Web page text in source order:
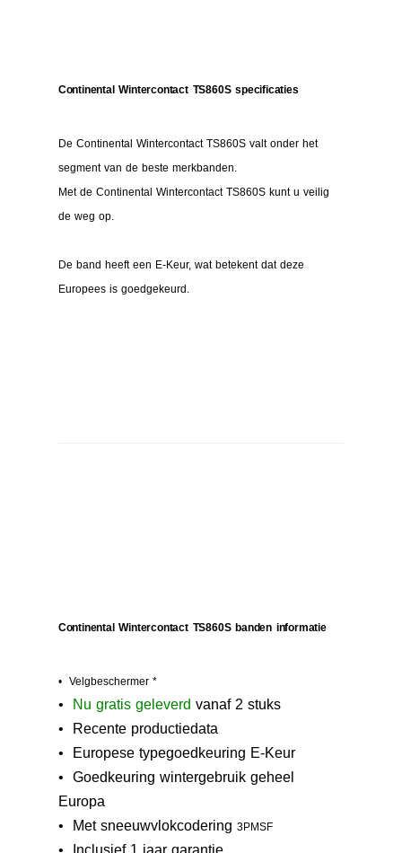
Continental Wintercontact TS860S specificaties
De Continental Wintercontact TS860S valt onder het
segment van de beste merkbanden.
Met de Continental Wintercontact TS860S kunt u veilig
de weg op.
De band heeft een E-Keur, wat betekent dat deze
Europees is goedgekeurd.
Continental Wintercontact TS860S banden informatie
• Velgbeschermer *
• N u gratis geleverd vanaf 2 stuks
• Recente productiedata
• Europese typegoedkeuring E-Keur
• Goedkeuring wintergebruik geheel
Europa
• Met sneeuwvlokcodering 3PMSF